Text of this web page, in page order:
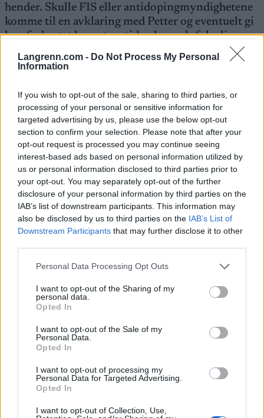
Langrenn.com - Do Not Process My Personal
Information
If you wish to opt-out of the sale, sharing to third parties, or
processing of your personal or sensitive information for
targeted advertising by us, please use the below opt-out
section to confirm your selection. Please note that after your
opt-out request is processed you may continue seeing
interest-based ads based on personal information utilized by
us or personal information disclosed to third parties prior to
your opt-out. You may separately opt-out of the further
disclosure of your personal information by third parties on the
IAB’s list of downstream participants. This information may
also be disclosed by us to third parties on the IAB’s List of
Downstream Participants that may further disclose it to other
Please note that this website/app uses one or more Google
not limited to your visit or usage behaviour. You may click to
grant or deny consent to Google and its third-party tags to
use your data for below specified purposes in below Google
consent section.
Personal Data Processing Opt Outs
I want to opt-out of the Sharing of my
personal data.
Opted In
I want to opt-out of the Sale of my
Personal Data.
Opted In
I want to opt-out of processing my
Personal Data for Targeted Advertising.
Opted In
I want to opt-out of Collection, Use,
hender. Skulle FIS eller antidopingmyndighetene
komme til en avklaring med Petter og eventuelt gi
han forkortet karantenetid er han selvfølgelig
hjertelig velkommen, avslutter Höglund.
til start i de store turrennene i vinter. Man kan
også stille spørsmålet om Petter egentlig har hatt
tillatelse til å være med i sommerens rulleskirenn.
Dette viser at kunnskapen om reglementet blant
arrangørene er dårlig og at håndhevingen har vært
slepphendt. Samtidig har kanskje fornuften seiret?
Det er veldig mange som vil synes at det er synd å
miste en profil som Petter Northug i vinterens
turrenn. For personen Petter, som holder på å
regelverket til WADA er nødt til å bli sett litt
nøyere på, slik at man ikke hindrer våre aller beste
utøvere fra å stille til start som mosjonister etter
endt karriere. Hvem vet, kanskje det er mulig å få
gjort noen endringer allerede før kommende
sesong?
Les også:
Dette er forklaringen på hvorfor Petter ikke kan gå